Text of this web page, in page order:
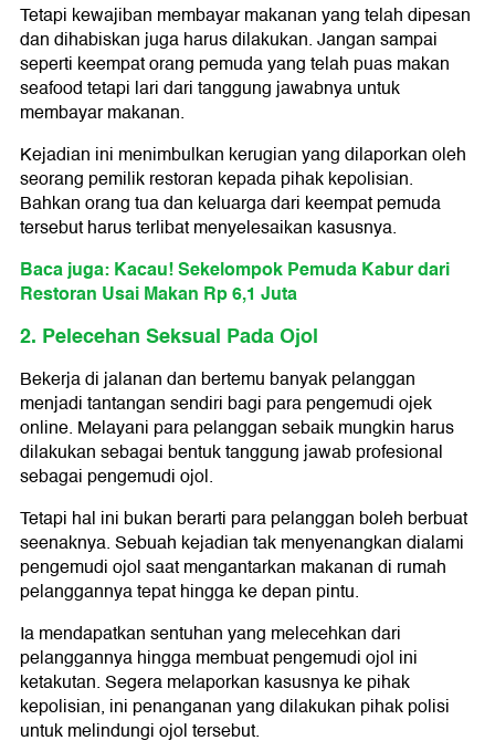
Tetapi kewajiban membayar makanan yang telah dipesan
dan dihabiskan juga harus dilakukan. Jangan sampai
seperti keempat orang pemuda yang telah puas makan
seafood tetapi lari dari tanggung jawabnya untuk
membayar makanan.
Kejadian ini menimbulkan kerugian yang dilaporkan oleh
seorang pemilik restoran kepada pihak kepolisian.
Bahkan orang tua dan keluarga dari keempat pemuda
tersebut harus terlibat menyelesaikan kasusnya.
Baca juga: Kacau! Sekelompok Pemuda Kabur dari
Restoran Usai Makan Rp 6,1 Juta
2. Pelecehan Seksual Pada Ojol
Bekerja di jalanan dan bertemu banyak pelanggan
menjadi tantangan sendiri bagi para pengemudi ojek
online. Melayani para pelanggan sebaik mungkin harus
dilakukan sebagai bentuk tanggung jawab profesional
sebagai pengemudi ojol.
Tetapi hal ini bukan berarti para pelanggan boleh berbuat
seenaknya. Sebuah kejadian tak menyenangkan dialami
pengemudi ojol saat mengantarkan makanan di rumah
pelanggannya tepat hingga ke depan pintu.
Ia mendapatkan sentuhan yang melecehkan dari
pelanggannya hingga membuat pengemudi ojol ini
ketakutan. Segera melaporkan kasusnya ke pihak
kepolisian, ini penanganan yang dilakukan pihak polisi
untuk melindungi ojol tersebut.